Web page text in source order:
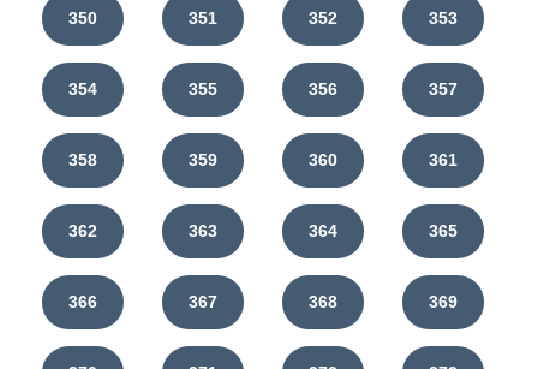
350 351 352 353
354 355 356 357
358 359 360 361
362 363 364 365
366 367 368 369